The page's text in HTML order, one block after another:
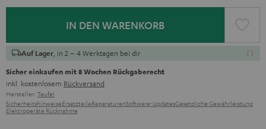
IN DEN WARENKORB
Auf Lager , in 2 – 4 Werktagen bei dir
Sicher einkaufen mit 8 Wochen Rückgaberecht
inkl. kostenlosem Rückversand
Hersteller: Teufel
SicherheitshinweiseErsatzteileReparaturenSoftware-UpdatesGesetzliche Gewährleistung
Elektrogeräte Rücknahme